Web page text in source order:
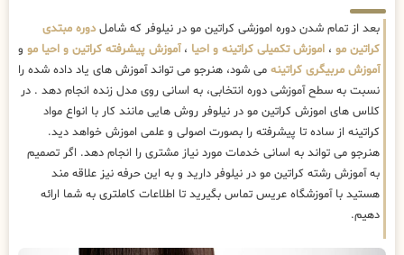
بعد از تمام شدن دوره اموزشی کراتین مو در نیلوفر که شاملدوره مبتدی
کراتین مو ، اموزش تکمیلی کراتینه و احیا ،آموزش پیشرفته کراتین و احیا مو و
آموزش مربیگری کراتینه می شود، هنرجو می تواند آموزش های یاد داده شده را
نسبت به سطح آموزشی دوره انتخابی، به اسانی روی مدل زنده انجام دهد . در
کلاس های اموزش کراتین مو در نیلوفر روش هایی مانند کار با انواع مواد
کراتینه از ساده تا پیشرفته را بصورت اصولی و علمی اموزش خواهد دید.
هنرجو می تواند به اسانی خدمات مورد نیاز مشتری را انجام دهد. اگر تصمیم
به آموزش رشته کراتین مو در نیلوفر دارید و به این حرفه نیز علاقه مند
هستید با آموزشگاه عریس تماس بگیرید تا اطلاعات کاملتری به شما ارائه
دهیم.